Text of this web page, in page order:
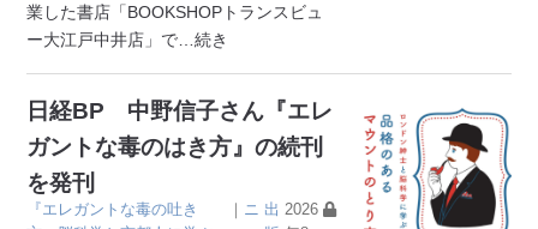
業した書店「BOOKSHOPトランスビュ
ー大江戸中井店」で …続き
日経BP 中野信子さん『エレ
ガントな毒のはき方』の続刊
を発刊
『エレガントな毒の吐き
｜ ニ 出 2026